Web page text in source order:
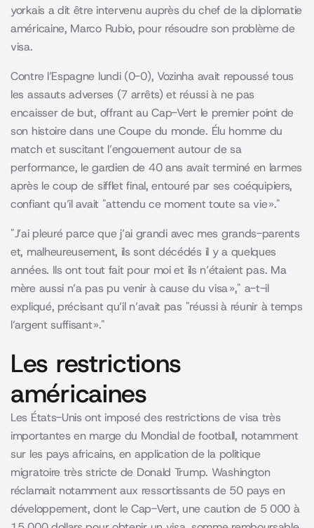
yorkais a dit être intervenu auprès du chef de la diplomatie
américaine, Marco Rubio, pour résoudre son problème de
visa.
Contre l’Espagne lundi (0-0), Vozinha avait repoussé tous
les assauts adverses (7 arrêts) et réussi à ne pas
encaisser de but, offrant au Cap-Vert le premier point de
son histoire dans une Coupe du monde. Élu homme du
match et suscitant l’engouement autour de sa
performance, le gardien de 40 ans avait terminé en larmes
après le coup de sifflet final, entouré par ses coéquipiers,
confiant qu’il avait attendu ce moment toute sa vie ».
J’ai pleuré parce que j’ai grandi avec mes grands-parents
et, malheureusement, ils sont décédés il y a quelques
années. Ils ont tout fait pour moi et ils n’étaient pas. Ma
mère aussi n’a pas pu venir à cause du visa », a-t-il
expliqué, précisant qu’il n’avait pas réussi à réunir à temps
l’argent suffisant ».
Les restrictions
américaines
Les États-Unis ont imposé des restrictions de visa très
importantes en marge du Mondial de football, notamment
sur les pays africains, en application de la politique
migratoire très stricte de Donald Trump. Washington
réclamait notamment aux ressortissants de 50 pays en
développement, dont le Cap-Vert, une caution de 5 000 à